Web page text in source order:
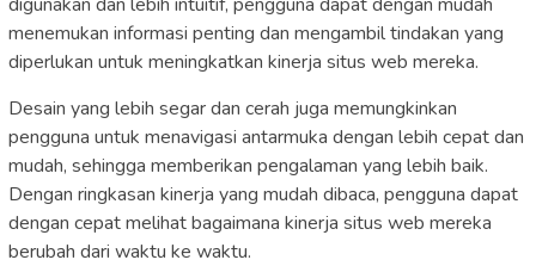
menemukan informasi penting dan mengambil tindakan yang
diperlukan untuk meningkatkan kinerja situs web mereka.
Desain yang lebih segar dan cerah juga memungkinkan
pengguna untuk menavigasi antarmuka dengan lebih cepat dan
mudah, sehingga memberikan pengalaman yang lebih baik.
Dengan ringkasan kinerja yang mudah dibaca, pengguna dapat
dengan cepat melihat bagaimana kinerja situs web mereka
berubah dari waktu ke waktu.